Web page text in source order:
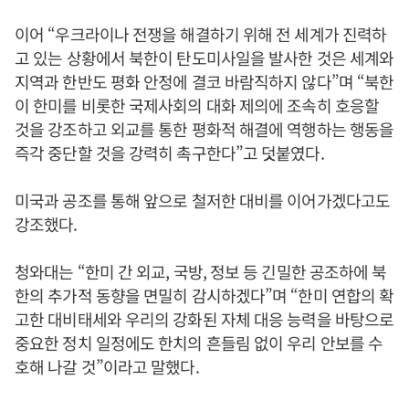
이어 “우크라이나 전쟁을 해결하기 위해 전 세계가 진력하
고 있는 상황에서 북한이 탄도미사일을 발사한 것은 세계와
지역과 한반도 평화 안정에 결코 바람직하지 않다”며 “북한
이 한미를 비롯한 국제사회의 대화 제의에 조속히 호응할
것을 강조하고 외교를 통한 평화적 해결에 역행하는 행동을
즉각 중단할 것을 강력히 촉구한다”고 덧붙였다.
미국과 공조를 통해 앞으로 철저한 대비를 이어가겠다고도
강조했다.
청와대는 “한미 간 외교, 국방, 정보 등 긴밀한 공조하에 북
한의 추가적 동향을 면밀히 감시하겠다”며 “한미 연합의 확
고한 대비태세와 우리의 강화된 자체 대응 능력을 바탕으로
중요한 정치 일정에도 한치의 흔들림 없이 우리 안보를 수
호해 나갈 것”이라고 말했다.